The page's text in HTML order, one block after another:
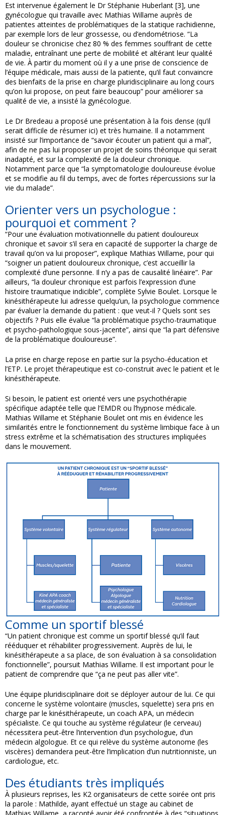
Est intervenue également le Dr Stéphanie Huberlant [3], une
gynécologue qui travaille avec Mathias Willame auprès de
patientes atteintes de problématiques de la statique rachidienne,
par exemple lors de leur grossesse, ou d’endométriose. “La
douleur se chronicise chez 80 % des femmes souffrant de cette
maladie, entraînant une perte de mobilité et altérant leur qualité
de vie. À partir du moment où il y a une prise de conscience de
l’équipe médicale, mais aussi de la patiente, qu’il faut convaincre
des bienfaits de la prise en charge pluridisciplinaire au long cours
qu’on lui propose, on peut faire beaucoup” pour améliorer sa
qualité de vie, a insisté la gynécologue.
Le Dr Bredeau a proposé une présentation à la fois dense (qu’il
serait difficile de résumer ici) et très humaine. Il a notamment
insisté sur l’importance de “savoir écouter un patient qui a mal”,
afin de ne pas lui proposer un projet de soins théorique qui serait
inadapté, et sur la complexité de la douleur chronique.
Notamment parce que “la symptomatologie douloureuse évolue
et se modifie au fil du temps, avec de fortes répercussions sur la
vie du malade”.
Orienter vers un psychologue :
pourquoi et comment ?
“Pour une évaluation motivationnelle du patient douloureux
chronique et savoir s’il sera en capacité de supporter la charge de
travail qu’on va lui proposer”, explique Mathias Willame, pour qui
“soigner un patient douloureux chronique, c’est accueillir la
complexité d’une personne. Il n’y a pas de causalité linéaire”. Par
ailleurs, “la douleur chronique est parfois l’expression d’une
histoire traumatique indicible”, complète Sylvie Boulet. Lorsque le
kinésithérapeute lui adresse quelqu’un, la psychologue commence
par évaluer la demande du patient : que veut-il ? Quels sont ses
objectifs ? Puis elle évalue “la problématique psycho-traumatique
et psycho-pathologique sous-jacente”, ainsi que “la part défensive
de la problématique douloureuse”.
La prise en charge repose en partie sur la psycho-éducation et
l’ETP. Le projet thérapeutique est co-construit avec le patient et le
kinésithérapeute.
Si besoin, le patient est orienté vers une psychothérapie
spécifique adaptée telle que l’EMDR ou l’hypnose médicale.
Mathias Willame et Stéphanie Boulet ont mis en évidence les
similarités entre le fonctionnement du système limbique face à un
stress extrême et la schématisation des structures impliquées
dans le mouvement.
Comme un sportif blessé
“Un patient chronique est comme un sportif blessé qu’il faut
rééduquer et réhabiliter progressivement. Auprès de lui, le
kinésithérapeute a sa place, de son évaluation à sa consolidation
fonctionnelle”, poursuit Mathias Willame. Il est important pour le
patient de comprendre que “ça ne peut pas aller vite”.
Une équipe pluridisciplinaire doit se déployer autour de lui. Ce qui
concerne le système volontaire (muscles, squelette) sera pris en
charge par le kinésithérapeute, un coach APA, un médecin
spécialiste. Ce qui touche au système régulateur (le cerveau)
nécessitera peut-être l’intervention d’un psychologue, d’un
médecin algologue. Et ce qui relève du système autonome (les
viscères) demandera peut-être l’implication d’un nutritionniste, un
cardiologue, etc.
Des étudiants très impliqués
À plusieurs reprises, les K2 organisateurs de cette soirée ont pris
la parole : Mathilde, ayant effectué un stage au cabinet de